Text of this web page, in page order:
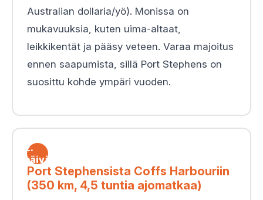
Australian dollaria/yö). Monissa on
mukavuuksia, kuten uima-altaat,
leikkikentät ja pääsy veteen. Varaa majoitus
ennen saapumista, sillä Port Stephens on
suosittu kohde ympäri vuoden.
2.
päivä
Port Stephensista Coffs Harbouriin
(350 km, 4,5 tuntia ajomatkaa)